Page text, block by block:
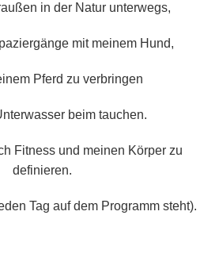
in der Natur unterwegs,
mit meinem Hund,
Pferd zu verbringen
beim tauchen.
Fitness und meinen Körper zu
definieren.
Tag auf dem Programm steht).